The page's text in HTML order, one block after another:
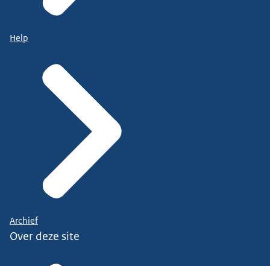
Help
Archief
Over deze site